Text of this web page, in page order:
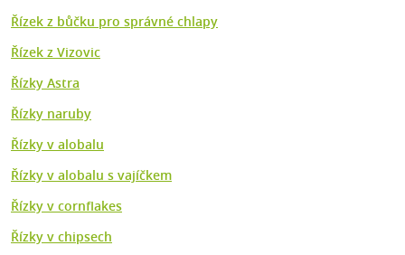
Řízek z bůčku pro správné chlapy
Řízek z Vizovic
Řízky Astra
Řízky naruby
Řízky v alobalu
Řízky v alobalu s vajíčkem
Řízky v cornflakes
Řízky v chipsech